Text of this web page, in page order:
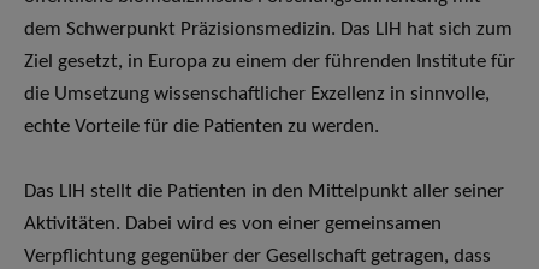
dem Schwerpunkt Präzisionsmedizin. Das LIH hat sich zum
Ziel gesetzt, in Europa zu einem der führenden Institute für
die Umsetzung wissenschaftlicher Exzellenz in sinnvolle,
echte Vorteile für die Patienten zu werden.
Das LIH stellt die Patienten in den Mittelpunkt aller seiner
Aktivitäten. Dabei wird es von einer gemeinsamen
Verpflichtung gegenüber der Gesellschaft getragen, dass